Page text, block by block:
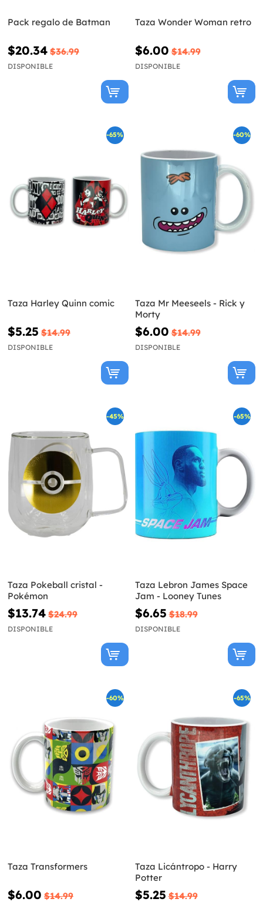
Pack regalo de Batman
$20.34 $36.99
DISPONIBLE
Taza Wonder Woman retro
$6.00 $14.99
DISPONIBLE
-65%
Taza Harley Quinn comic
$5.25 $14.99
DISPONIBLE
-60%
Taza Mr Meeseels - Rick y
Morty
$6.00 $14.99
DISPONIBLE
-45%
Taza Pokeball cristal -
Pokémon
$13.74 $24.99
DISPONIBLE
-65%
Taza Lebron James Space
Jam - Looney Tunes
$6.65 $18.99
DISPONIBLE
-60%
Taza Transformers
$6.00 $14.99
-65%
Taza Licántropo - Harry
Potter
$5.25 $14.99